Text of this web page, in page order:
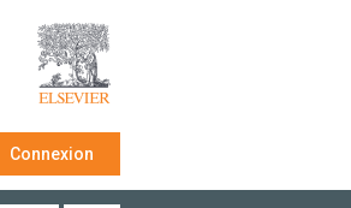
Connexion